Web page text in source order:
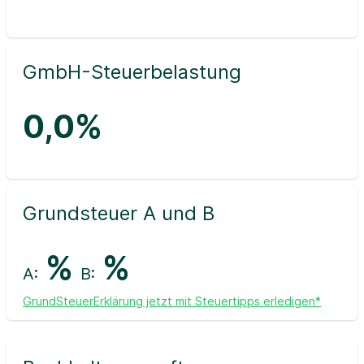
GmbH-Steuerbelastung
0,0%
Grundsteuer A und B
A: % B: %
GrundSteuerErklärung jetzt mit Steuertipps erledigen*